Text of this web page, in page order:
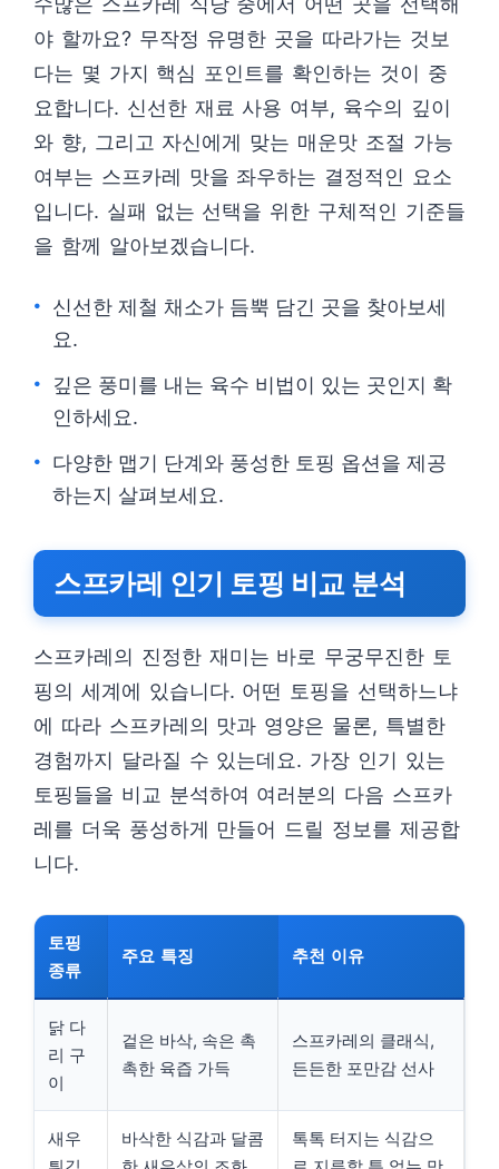
야 할까요? 무작정 유명한 곳을 따라가는 것보
다는 몇 가지 핵심 포인트를 확인하는 것이 중
요합니다. 신선한 재료 사용 여부, 육수의 깊이
와 향, 그리고 자신에게 맞는 매운맛 조절 가능
여부는 스프카레 맛을 좌우하는 결정적인 요소
입니다. 실패 없는 선택을 위한 구체적인 기준들
을 함께 알아보겠습니다.
신선한 제철 채소가 듬뿍 담긴 곳을 찾아보세
요.
깊은 풍미를 내는 육수 비법이 있는 곳인지 확
인하세요.
다양한 맵기 단계와 풍성한 토핑 옵션을 제공
하는지 살펴보세요.
스프카레 인기 토핑 비교 분석
스프카레의 진정한 재미는 바로 무궁무진한 토
핑의 세계에 있습니다. 어떤 토핑을 선택하느냐
에 따라 스프카레의 맛과 영양은 물론, 특별한
경험까지 달라질 수 있는데요. 가장 인기 있는
토핑들을 비교 분석하여 여러분의 다음 스프카
레를 더욱 풍성하게 만들어 드릴 정보를 제공합
니다.
토핑
종류
주요 특징 추천 이유
닭 다
리 구
이
겉은 바삭, 속은 촉
촉한 육즙 가득
스프카레의 클래식,
든든한 포만감 선사
새우
바삭한 식감과 달콤
톡톡 터지는 식감으